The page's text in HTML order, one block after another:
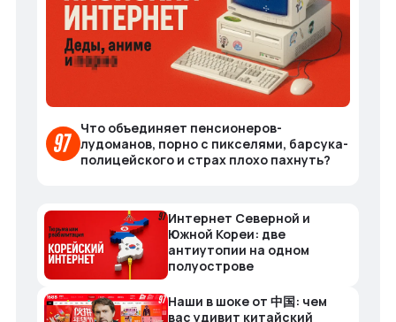
Что объединяет пенсионеров-
лудоманов, порно с пикселями, барсука-
полицейского и страх плохо пахнуть?
Интернет Северной и
Южной Кореи: две
антиутопии на одном
полуострове
Наши в шоке от 中国: чем
вас удивит китайский